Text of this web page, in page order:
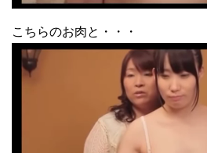
こちらのお肉と・・・